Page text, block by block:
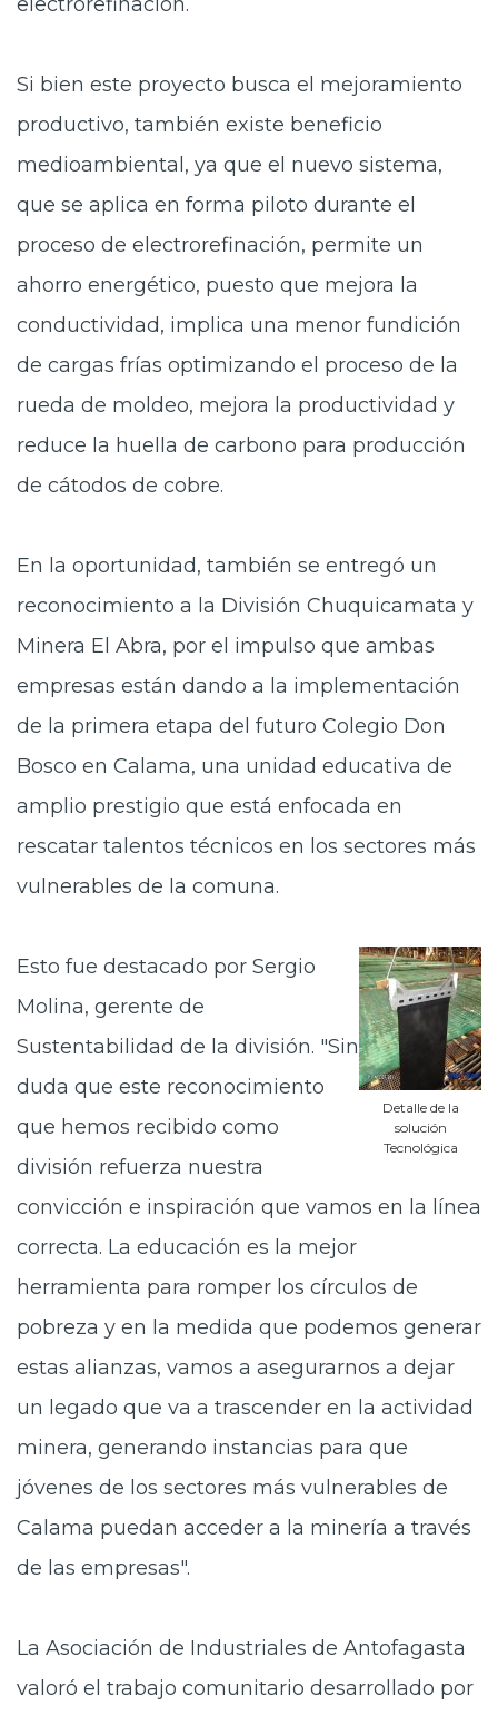
Si bien este proyecto busca el mejoramiento
productivo, también existe beneficio
medioambiental, ya que el nuevo sistema,
que se aplica en forma piloto durante el
proceso de electrorefinación, permite un
ahorro energético, puesto que mejora la
conductividad, implica una menor fundición
de cargas frías optimizando el proceso de la
rueda de moldeo, mejora la productividad y
reduce la huella de carbono para producción
de cátodos de cobre.
En la oportunidad, también se entregó un
reconocimiento a la División Chuquicamata y
Minera El Abra, por el impulso que ambas
empresas están dando a la implementación
de la primera etapa del futuro Colegio Don
Bosco en Calama, una unidad educativa de
amplio prestigio que está enfocada en
rescatar talentos técnicos en los sectores más
vulnerables de la comuna.
Detalle de la
solución
Tecnológica
Esto fue destacado por Sergio
Molina, gerente de
Sustentabilidad de la división. "Sin
duda que este reconocimiento
que hemos recibido como
división refuerza nuestra
convicción e inspiración que vamos en la línea
correcta. La educación es la mejor
herramienta para romper los círculos de
pobreza y en la medida que podemos generar
estas alianzas, vamos a asegurarnos a dejar
un legado que va a trascender en la actividad
minera, generando instancias para que
jóvenes de los sectores más vulnerables de
Calama puedan acceder a la minería a través
de las empresas".
La Asociación de Industriales de Antofagasta
valoró el trabajo comunitario desarrollado por